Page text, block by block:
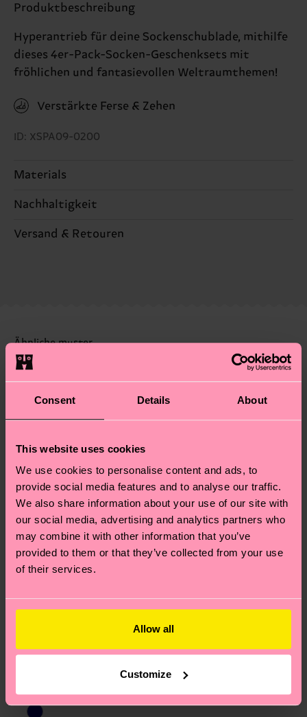
Consent Details About
This website uses cookies
We use cookies to personalise content and ads, to
provide social media features and to analyse our traffic.
We also share information about your use of our site with
our social media, advertising and analytics partners who
may combine it with other information that you’ve
provided to them or that they’ve collected from your use
of their services.
Allow all
Customize
Produktbeschreibung
Hyperantrieb für deine Sockenschublade, mithilfe
dieses 4er-Pack-Socken-Geschenksets mit
fröhlichen und fantasievollen Weltraumthemen!
Verstärkte Ferse & Zehen
ID: XSPA09-0200
Materials
ARTIKEL 1:86% Cotton, 12% Polyamide, 2%
Elastane
Nachhaltigkeit
Nachhaltigkeit ist mehr als nur Qualität und
Versand & Retouren
dass es sich hierbei um einen Richtwert handelt
und die genaue Lieferzeit von der lokalen Post in
deinem Land abhängt.
Du hast Fragen zu einer Retoure? In unserem
Hilfebereich im ArtikelRetourenfindest du die
Ähnliche muster
Neuheit